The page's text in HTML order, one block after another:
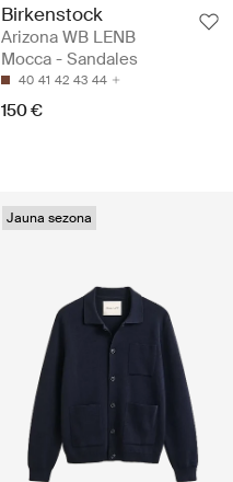
Birkenstock
Arizona WB LENB
Mocca - Sandales
40 41 42 43 44
150 €
Jauna sezona